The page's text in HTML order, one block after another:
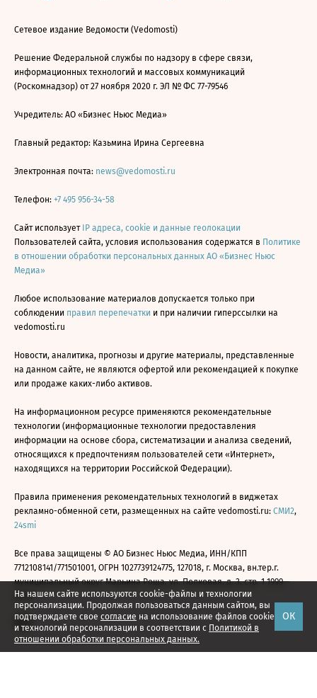
На нашем сайте используются cookie-файлы и технологии
персонализации. Продолжая пользоваться данным сайтом, вы
подтверждаете свое согласие на использование файлов cookie
и технологий персонализации в соответствии с Политикой в
отношении обработки персональных данных.
ОК
Сетевое издание Ведомости (Vedomosti)
Решение Федеральной службы по надзору в сфере связи,
информационных технологий и массовых коммуникаций
(Роскомнадзор) от 27 ноября 2020 г. ЭЛ № ФС 77-79546
Учредитель: АО «Бизнес Ньюс Медиа»
Главный редактор: Казьмина Ирина Сергеевна
Электронная почта: news@vedomosti.ru
Телефон: +7 495 956-34-58
Сайт использует IP адреса, cookie и данные геолокации
Пользователей сайта, условия использования содержатся в Политике
в отношении обработки персональных данных АО «Бизнес Ньюс
Медиа»
Любое использование материалов допускается только при
соблюдении правил перепечатки и при наличии гиперссылки на
vedomosti.ru
Новости, аналитика, прогнозы и другие материалы, представленные
на данном сайте, не являются офертой или рекомендацией к покупке
или продаже каких-либо активов.
На информационном ресурсе применяются рекомендательные
технологии (информационные технологии предоставления
информации на основе сбора, систематизации и анализа сведений,
относящихся к предпочтениям пользователей сети «Интернет»,
находящихся на территории Российской Федерации).
Правила применения рекомендательных технологий в виджетах
рекламно-обменной сети, размещенных на сайте vedomosti.ru: СМИ2,
24smi
Все права защищены © АО Бизнес Ньюс Медиа, ИНН/КПП
7712108141/771501001, ОГРН 1027739124775, 127018, г. Москва, вн.тер.г.
муниципальный округ Марьина Роща, ул. Полковая, д. 3, стр. 1 1999—
2026